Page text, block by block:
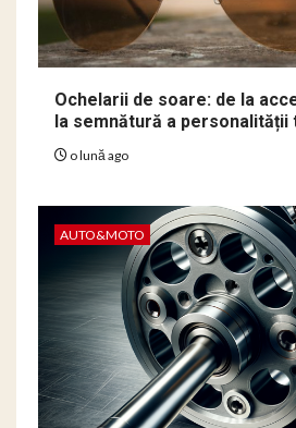
Ochelarii de soare: de la
la semnătură a personalității
o lună ago
AUTO&MOTO